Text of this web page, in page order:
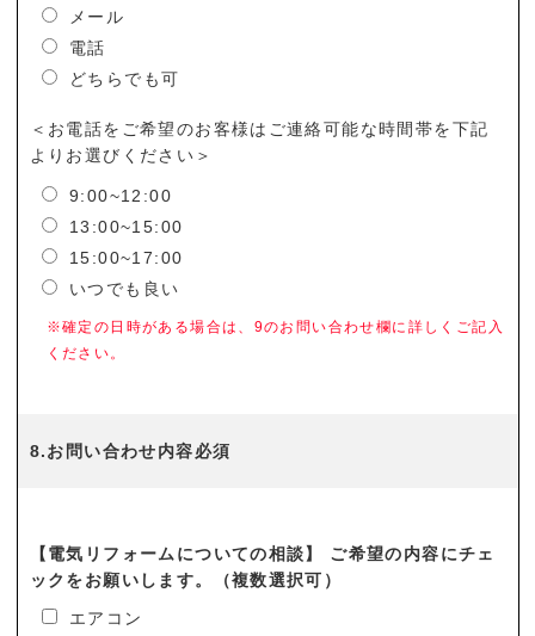
メール
電話
どちらでも可
＜お電話をご希望のお客様はご連絡可能な時間帯を下記
よりお選びください＞
9:00~12:00
13:00~15:00
15:00~17:00
いつでも良い
※確定の日時がある場合は、9のお問い合わせ欄に詳しくご記入
ください。
8.お問い合わせ内容必須
【電気リフォームについての相談】 ご希望の内容にチェ
ックをお願いします。（複数選択可）
エアコン